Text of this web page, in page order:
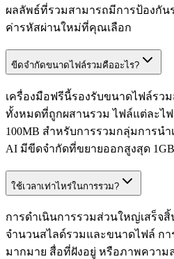
ผลลัพธ์ที่รวมสามารถมีการป้องกัน
ค่ารหัสผ่านใหม่ที่คุณเลือก
ขีดจำกัดขนาดไฟล์รวมคืออะไร?
เครื่องมือฟรีนี้รองรับขนาดไฟล์รว
ทั้งหมดที่ถูกผสานรวม ไฟล์แต่ละไ
100MB สำหรับการรวมกลุ่มการนำ
AI มีขีดจำกัดที่ขยายออกสูงสุด 1GB
ใช้เวลาเท่าไหร่ในการรวม?
การดำเนินการรวมส่วนใหญ่เสร็จ
จำนวนสไลด์รวมและขนาดไฟล์ ก
มากมาย สื่อที่ฝังอยู่ หรือภาพความ